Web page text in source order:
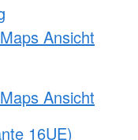
Ansicht
Ansicht
16UE)